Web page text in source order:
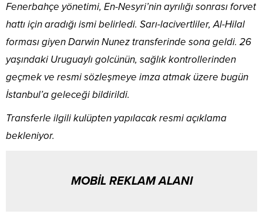
Fenerbahçe yönetimi, En-Nesyri’nin ayrılığı sonrası forvet
hattı için aradığı ismi belirledi. Sarı-lacivertliler, Al-Hilal
forması giyen Darwin Nunez transferinde sona geldi. 26
yaşındaki Uruguaylı golcünün, sağlık kontrollerinden
geçmek ve resmi sözleşmeye imza atmak üzere bugün
İstanbul’a geleceği bildirildi.
Transferle ilgili kulüpten yapılacak resmi açıklama
bekleniyor.
MOBİL REKLAM ALANI